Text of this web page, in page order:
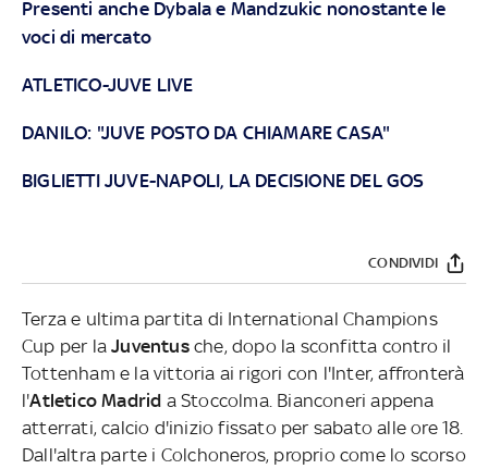
Presenti anche Dybala e Mandzukic nonostante le
voci di mercato
ATLETICO-JUVE LIVE
DANILO: "JUVE POSTO DA CHIAMARE CASA"
BIGLIETTI JUVE-NAPOLI, LA DECISIONE DEL GOS
CONDIVIDI
Terza e ultima partita di International Champions
Cup per laJuventusche, dopo la sconfitta contro il
Tottenham e la vittoria ai rigori con l'Inter, affronterà
l'Atletico Madrid a Stoccolma. Bianconeri appena
atterrati, calcio d'inizio fissato per sabato alle ore 18.
Dall'altra parte i Colchoneros, proprio come lo scorso